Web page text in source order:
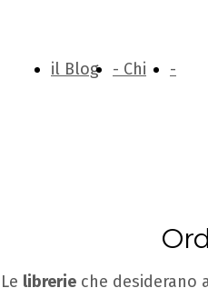
il Blog - Chi -
con
Le librerie che desiderano